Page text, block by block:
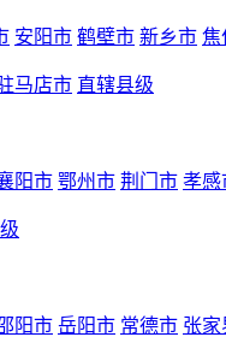
安阳市 鹤壁市 新乡市 焦
马店市 直辖县级
阳市 鄂州市 荆门市 孝感
阳市 岳阳市 常德市 张家